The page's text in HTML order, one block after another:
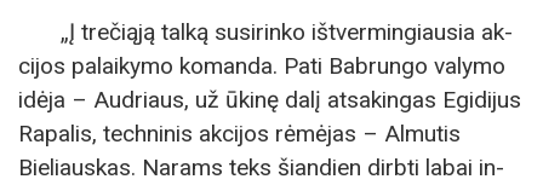
„Į tre­či­ą­ją tal­ką su­si­rin­ko iš­tver­min­giau­sia ak­
ci­jos pa­lai­ky­mo ko­man­da. Pa­ti Bab­run­go va­ly­mo
idė­ja – Aud­riaus, už ūki­nę da­lį at­sa­kin­gas Egi­di­jus
Ra­pa­lis, tech­ni­nis ak­ci­jos rė­mė­jas – Almu­tis
Bieliauskas. Na­rams teks šian­dien dirb­ti la­bai in­